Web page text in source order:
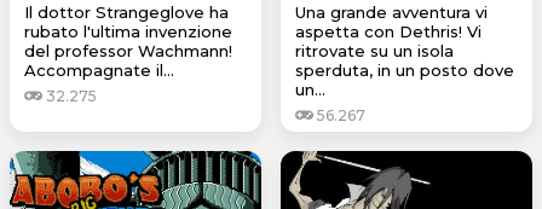
Il dottor Strangeglove ha
rubato l'ultima invenzione
del professor Wachmann!
Accompagnate il...
32.275
Una grande avventura vi
aspetta con Dethris! Vi
ritrovate su un isola
sperduta, in un posto dove
un...
56.267